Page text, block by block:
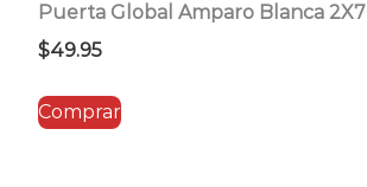
Puerta Global Amparo Blanca 2X7
$49.95
Comprar